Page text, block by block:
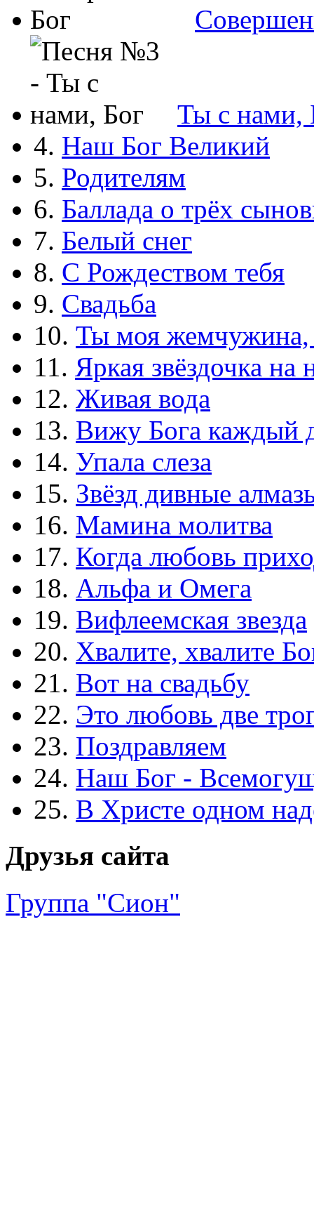
Ты с нами,
4. Наш Бог Великий
5. Родителям
6. Баллада о трёх
7. Белый снег
8. С Рождеством тебя
9. Свадьба
10. Ты моя жемчужина,
11. Яркая звёздочка на
12. Живая вода
13. Вижу Бога каждый
14. Упала слеза
15. Звёзд дивные
16. Мамина молитва
17. Когда любовь
18. Альфа и Омега
19. Вифлеемская звезда
20. Хвалите, хвалите
21. Вот на свадьбу
22. Это любовь две
23. Поздравляем
24. Наш Бог -
25. В Христе одном
Друзья сайта
Группа "Сион"